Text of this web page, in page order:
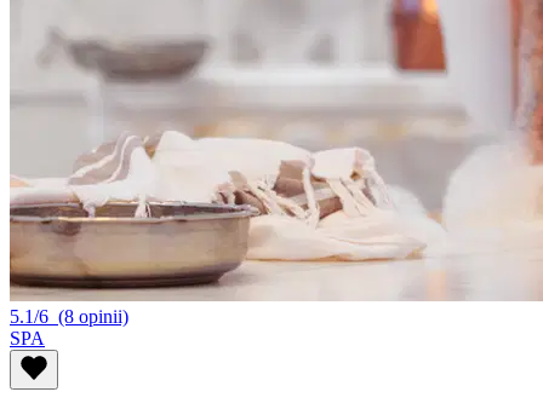
5.1/6 (8 opinii)
SPA